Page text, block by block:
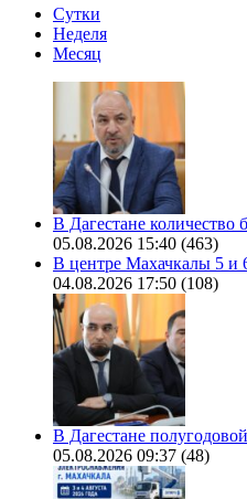
Сутки
Неделя
Месяц
В Дагестане
05.08.2026 15:40 (463)
В центре Махачкалы 5 и
04.08.2026 17:50 (108)
В Дагестане
05.08.2026 09:37 (48)